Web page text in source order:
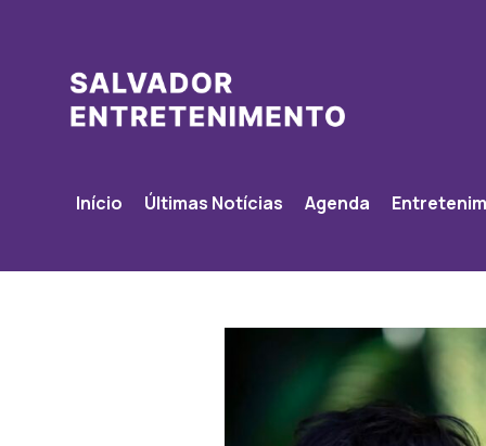
Início Últimas Notícias Agenda